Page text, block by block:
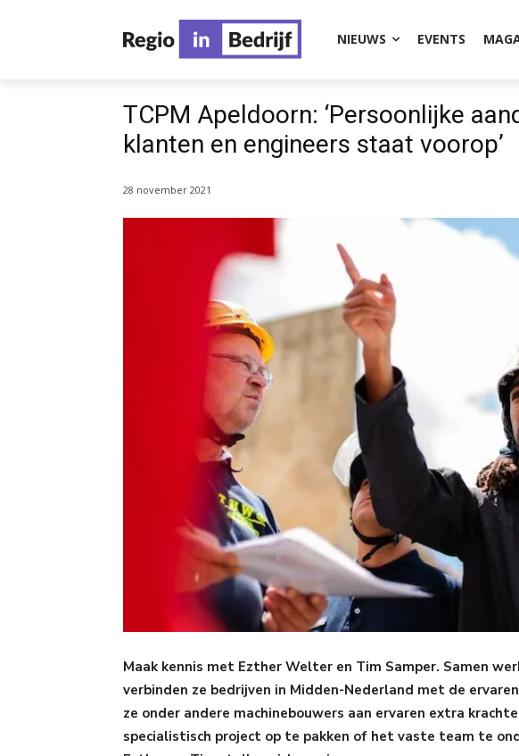
NIEUWS EVENTS
TCPM Apeldoorn: ‘Persoonlijke
klanten en engineers staat voorop’
28 november 2021
Maak kennis met Ezther Welter en Tim Samper. Samen
verbinden ze bedrijven in Midden-Nederland met de
ze onder andere machinebouwers aan ervaren extra
specialistisch project op te pakken of het vaste team te